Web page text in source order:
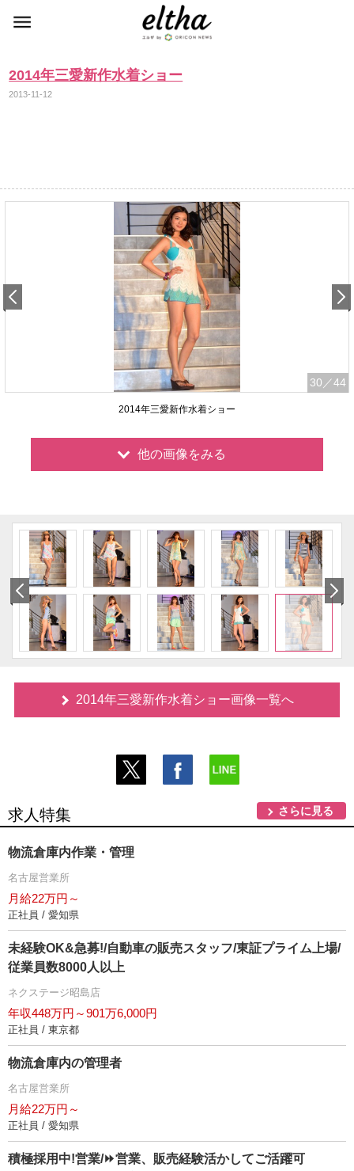
2014年三愛新作水着ショー
2013-11-12
30 ／44
2014年三愛新作水着ショー
他の画像をみる
2014年三愛新作水着ショー画像一覧へ
求人特集 さらに見る
物流倉庫内作業・管理
名古屋営業所
月給22万円～
正社員 / 愛知県
未経験OK&急募!/自動車の販売スタッフ/東証プライム上場/
従業員数8000人以上
ネクステージ昭島店
年収448万円～901万6,000円
正社員 / 東京都
物流倉庫内の管理者
名古屋営業所
月給22万円～
正社員 / 愛知県
積極採用中!営業/⏩️営業、販売経験活かしてご活躍可